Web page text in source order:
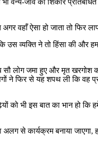
ऐसा हो जाता तो फिर
उस व्यक्ति ने तो हिंसा की
सौ लोग जमा हुए और मृत
ने फिर से यह शपथ ली कि वह
को भी इस बात का भान हो
से कार्यक्रम बनाया